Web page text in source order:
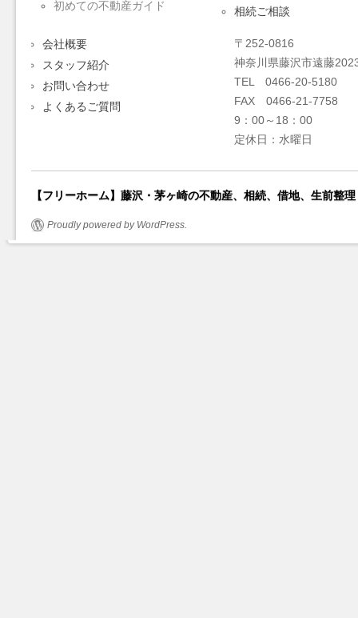
初めての不動産ガイド
相続ご相談
会社概要
スタッフ紹介
お問い合わせ
よくあるご質問
〒252-0816
神奈川県藤沢市遠藤
TEL 0466-20-5180
FAX 0466-21-7758
9：00～18：00
定休日：水曜日
【フリーホーム】藤沢・茅ヶ崎の不動産、相続、借地、生前整理
Proudly powered by WordPress.